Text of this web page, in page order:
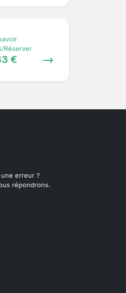
Réserver
€
erreur ?
répondrons.